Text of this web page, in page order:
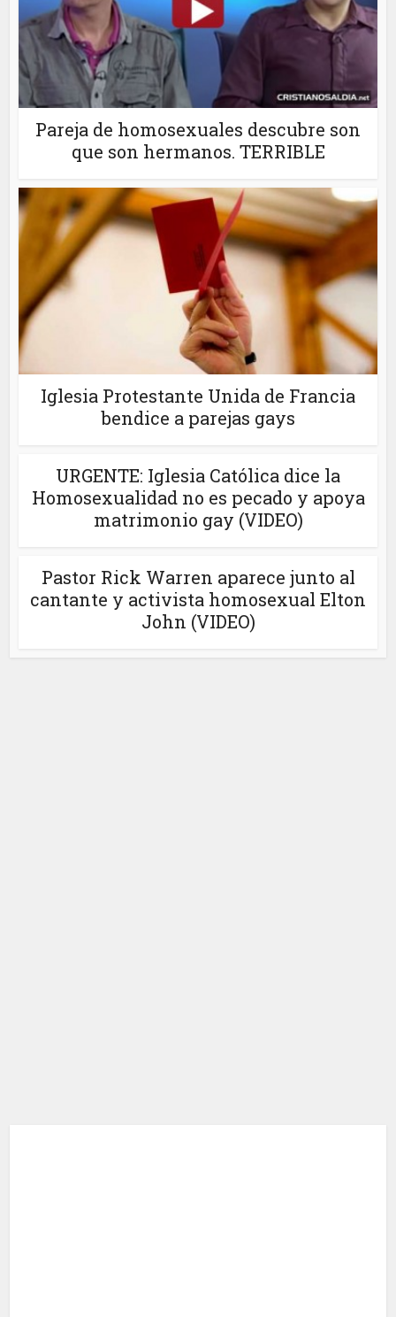
Pareja de homosexuales descubre son
que son hermanos. TERRIBLE
Iglesia Protestante Unida de Francia
bendice a parejas gays
URGENTE: Iglesia Católica dice la
Homosexualidad no es pecado y apoya
matrimonio gay (VIDEO)
Pastor Rick Warren aparece junto al
cantante y activista homosexual Elton
John (VIDEO)